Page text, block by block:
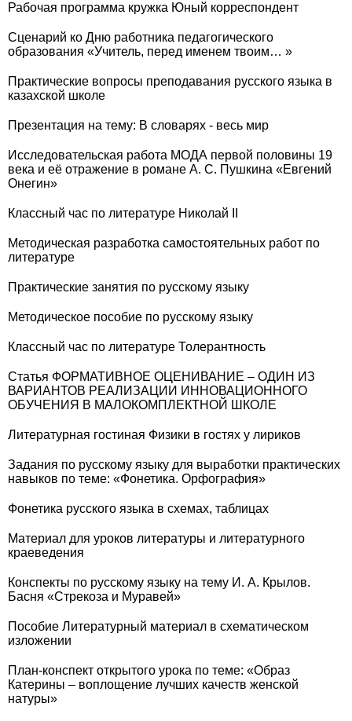
Рабочая программа кружка Юный корреспондент
Сценарий ко Дню работника педагогического
образования «Учитель, перед именем твоим… »
Практические вопросы преподавания русского языка в
казахской школе
Презентация на тему: В словарях - весь мир
Исследовательская работа МОДА первой половины 19
века и её отражение в романе А. С. Пушкина «Евгений
Онегин»
Классный час по литературе Николай II
Методическая разработка самостоятельных работ по
литературе
Практические занятия по русскому языку
Методическое пособие по русскому языку
Классный час по литературе Толерантность
Статья ФОРМАТИВНОЕ ОЦЕНИВАНИЕ – ОДИН ИЗ
ВАРИАНТОВ РЕАЛИЗАЦИИ ИННОВАЦИОННОГО
ОБУЧЕНИЯ В МАЛОКОМПЛЕКТНОЙ ШКОЛЕ
Литературная гостиная Физики в гостях у лириков
Задания по русскому языку для выработки практических
навыков по теме: «Фонетика. Орфография»
Фонетика русского языка в схемах, таблицах
Материал для уроков литературы и литературного
краеведения
Конспекты по русскому языку на тему И. А. Крылов.
Басня «Стрекоза и Муравей»
Пособие Литературный материал в схематическом
изложении
План-конспект открытого урока по теме: «Образ
Катерины – воплощение лучших качеств женской
натуры»